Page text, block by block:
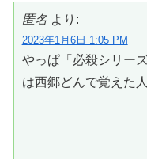
匿名 より:
2023年1月6日 1:05 PM
やっぱ「必殺シリー
は西郷どんで覚えた